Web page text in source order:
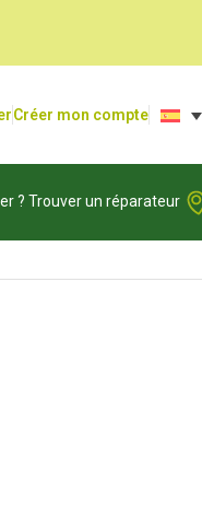
Créer mon compte
? Trouver un réparateur